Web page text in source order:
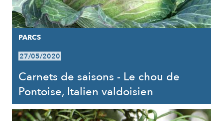
PARCS
27/05/2020
Carnets de saisons - Le chou de
Pontoise, Italien valdoisien